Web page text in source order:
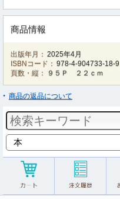
商品情報
出版年月： 2025年4月
ISBNコード： 978-4-904733-18-9
頁数・縦：
９５Ｐ ２２ｃｍ
商品の返品について